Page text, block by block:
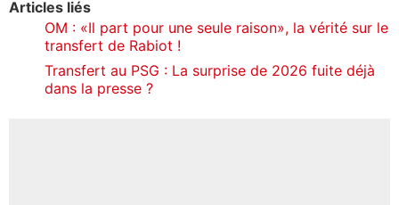
Articles liés
OM : «Il part pour une seule raison», la vérité sur le
transfert de Rabiot !
Transfert au PSG : La surprise de 2026 fuite déjà
dans la presse ?